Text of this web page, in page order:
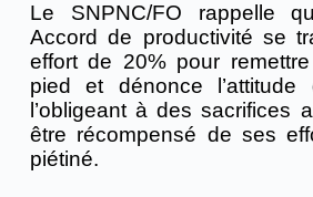
Le SNPNC/FO rappelle
Accord de productivité se
effort de 20% pour remettre
pied et dénonce
l’obligeant à des sacrifices
être récompensé de ses
piétiné.